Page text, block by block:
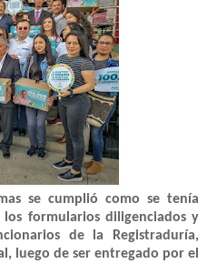
se cumplió como se tenía
formularios diligenciados y
de la Registraduría,
luego de ser entregado por el